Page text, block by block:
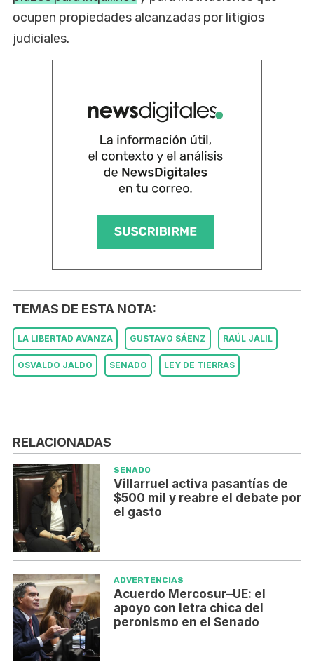
ocupen propiedades alcanzadas por litigios
judiciales.
TEMAS DE ESTA NOTA:
LA LIBERTAD AVANZA GUSTAVO SÁENZ RAÚL JALIL
OSVALDO JALDO SENADO LEY DE TIERRAS
RELACIONADAS
SENADO
Villarruel activa pasantías de
$500 mil y reabre el debate por
el gasto
ADVERTENCIAS
Acuerdo Mercosur–UE: el
apoyo con letra chica del
peronismo en el Senado